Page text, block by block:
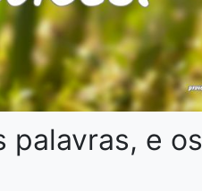
palavras, e os